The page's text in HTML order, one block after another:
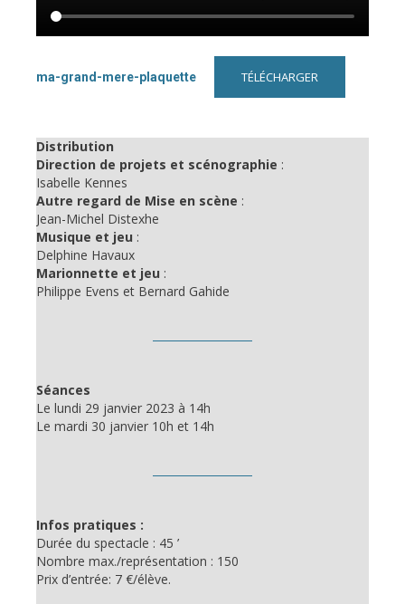
ma-grand-mere-plaquette TÉLÉCHARGER
Distribution
Direction de projets et scénographie :
Isabelle Kennes
Autre regard de Mise en scène :
Jean-Michel Distexhe
Musique et jeu :
Delphine Havaux
Marionnette et jeu :
Philippe Evens et Bernard Gahide
Séances
Le lundi 29 janvier 2023 à 14h
Le mardi 30 janvier 10h et 14h
Infos pratiques :
Durée du spectacle : 45 ’
Nombre max./représentation : 150
Prix d’entrée: 7 €/élève.